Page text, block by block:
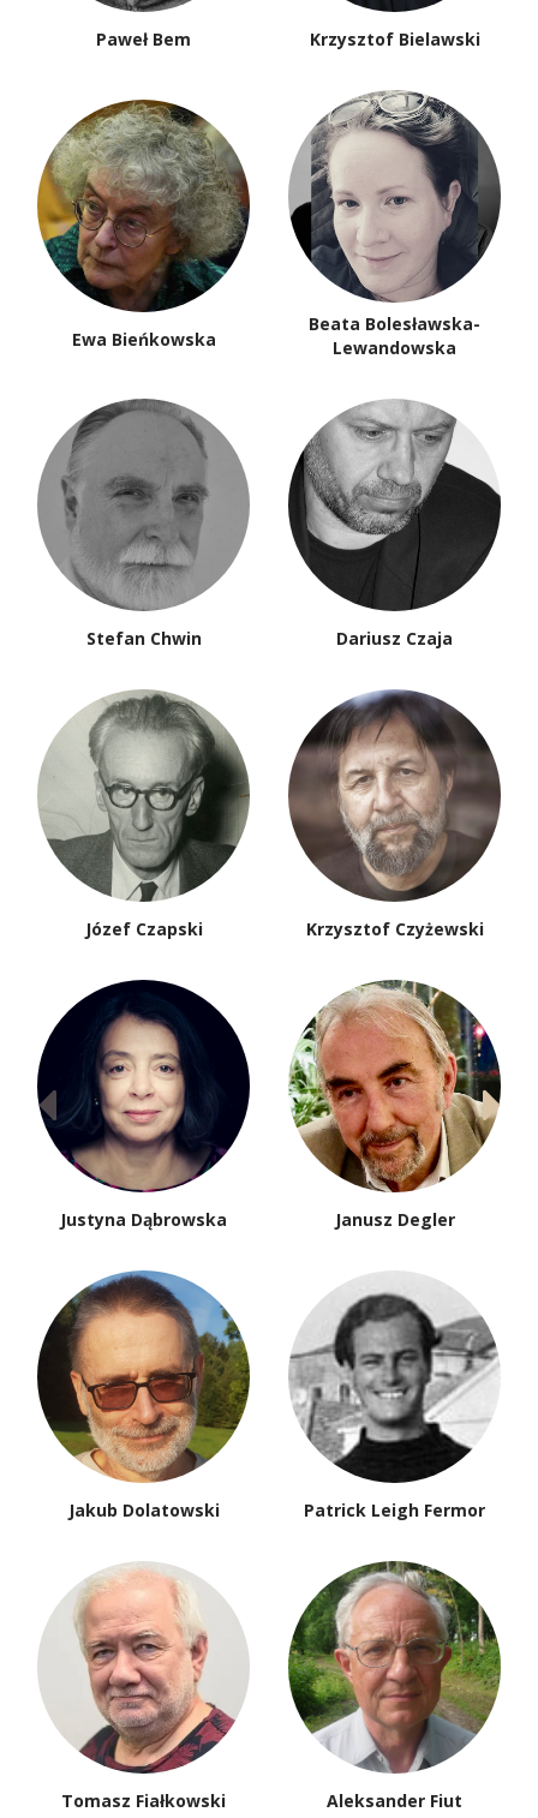
Paweł Bem Krzysztof Bielawski
Ewa Bieńkowska
Beata Bolesławska-
Lewandowska
Stefan Chwin Dariusz Czaja
Józef Czapski Krzysztof Czyżewski
Justyna Dąbrowska Janusz Degler
Jakub Dolatowski Patrick Leigh Fermor
Tomasz Fiałkowski Aleksander Fiut